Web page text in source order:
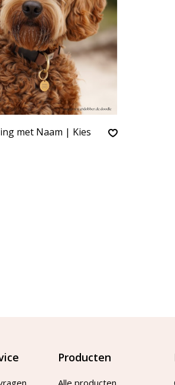
met Naam | Kies
Producten
Alle producten